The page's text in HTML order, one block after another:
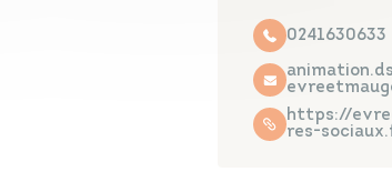
0241630633
https://
res-